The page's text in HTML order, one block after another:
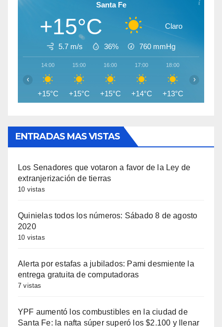
Santa Fe
+15°C Claro
5.7 m/s 36% 760 mmHg
14:00
+15°C
15:00
+15°C
16:00
+15°C
17:00
+14°C
18:00
+13°C
‹ ›
ENTRADAS MAS VISTAS
Los Senadores que votaron a favor de la Ley de
extranjerización de tierras
10 vistas
Quinielas todos los números: Sábado 8 de agosto
2020
10 vistas
Alerta por estafas a jubilados: Pami desmiente la
entrega gratuita de computadoras
7 vistas
YPF aumentó los combustibles en la ciudad de
Santa Fe: la nafta súper superó los $2.100 y llenar